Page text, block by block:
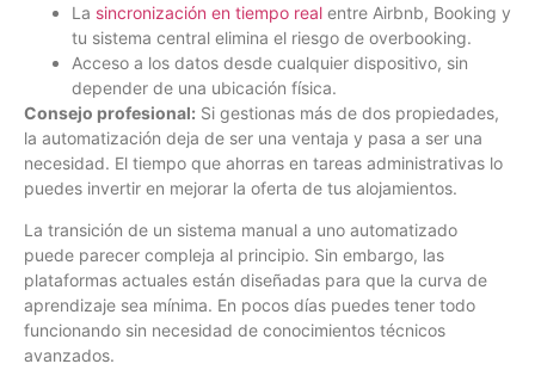
La sincronización en tiempo real entre Airbnb, Booking y
tu sistema central elimina el riesgo de overbooking.
Acceso a los datos desde cualquier dispositivo, sin
depender de una ubicación física.
Consejo profesional: Si gestionas más de dos propiedades,
la automatización deja de ser una ventaja y pasa a ser una
necesidad. El tiempo que ahorras en tareas administrativas lo
puedes invertir en mejorar la oferta de tus alojamientos.
La transición de un sistema manual a uno automatizado
puede parecer compleja al principio. Sin embargo, las
plataformas actuales están diseñadas para que la curva de
aprendizaje sea mínima. En pocos días puedes tener todo
funcionando sin necesidad de conocimientos técnicos
avanzados.